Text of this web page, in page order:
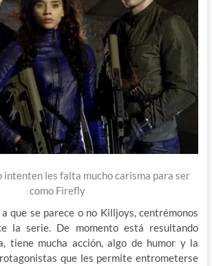
intenten les falta mucho carisma para ser
como Firefly
que se parece o no Killjoys, centrémonos
la serie. De momento está resultando
tiene mucha acción, algo de humor y la
que les permite entrometerse